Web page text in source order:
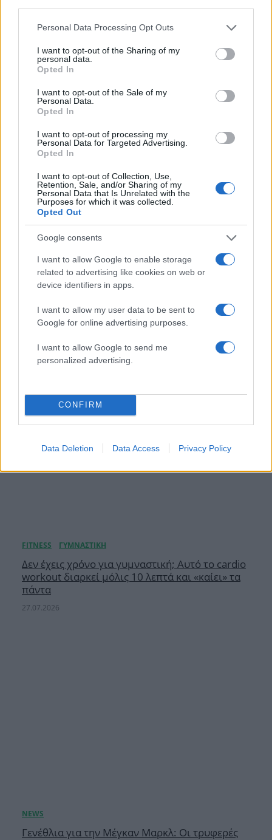
Please note that this website/app uses one or more Google
not limited to your visit or usage behaviour. You may click to
grant or deny consent to Google and its third-party tags to
use your data for below specified purposes in below Google
consent section.
Personal Data Processing Opt Outs
I want to opt-out of the Sharing of my
personal data.
Opted In
I want to opt-out of the Sale of my
Personal Data.
Opted In
I want to opt-out of processing my
Personal Data for Targeted Advertising.
Opted In
I want to opt-out of Collection, Use,
Retention, Sale, and/or Sharing of my
Personal Data that Is Unrelated with the
Purposes for which it was collected.
Opted Out
Google consents
I want to allow Google to enable storage
related to advertising like cookies on web or
device identifiers in apps.
I want to allow my user data to be sent to
Google for online advertising purposes.
I want to allow Google to send me
personalized advertising.
CONFIRM
Data Deletion Data Access Privacy Policy
άσκησης που μπορείς να κάνεις κάθε μέρα
29.07.2026
σύντροφό της, Σπύρο Κατσαγάνη –
Αποκλειστικές Φωτογραφίες
Δεν έχεις χρόνο για γυμναστική; Αυτό το cardio
workout διαρκεί μόλις 10 λεπτά και «καίει» τα
πάντα
27.07.2026
Γενέθλια για την Μέγκαν Μαρκλ: Οι τρυφερές